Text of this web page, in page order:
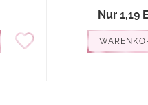
Nur 1,19